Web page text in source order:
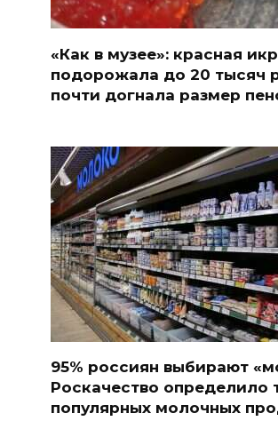
«Как в музее»: красная
подорожала до 20 тысяч
почти догнала размер
95% россиян выбирают
Роскачество определило
популярных молочных